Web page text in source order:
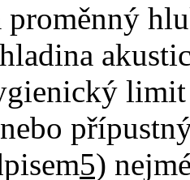
proměnný
nebo
5)